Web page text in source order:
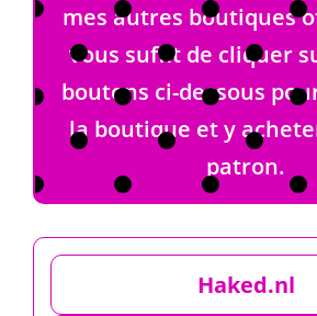
mes autres boutiques
vous suffit de cliquer
boutons ci-dessous
la boutique et y
patron.
Haked.nl